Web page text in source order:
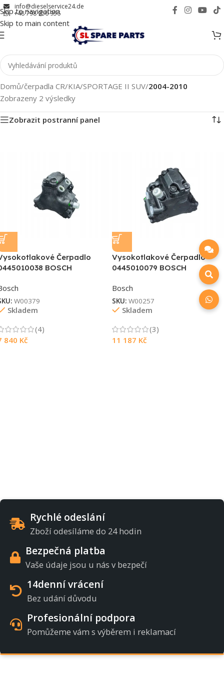
Skip to navigation
Skip to main content
info@dieselservice24.de
+48 798 956 956
Domů/čerpadla CR/KIA/SPORTAGE II SUV/2004-2010
Zobrazeny 2 výsledky
Zobrazit postranní panel
Čerpadlo
BOSCH
W00379
Skladem
(4)
840 Kč
Vysokotlakové Čerpadlo
0445010079 BOSCH
Bosch
SKU: W00257
Skladem
(3)
11 187 Kč
Rychlé odeslání
Zboží odesíláme do 24 hodin
Bezpečná platba
Vaše údaje jsou u nás v bezpečí
14denní vrácení
Bez udání důvodu
Profesionální podpora
Pomůžeme vám s výběrem i reklamací